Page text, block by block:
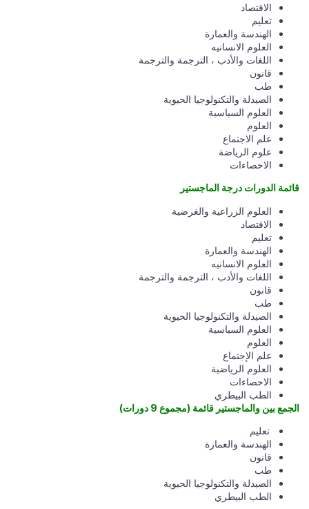
الاقتصاد
تعليم
الهندسة والعمارة
العلوم الانسانيه
اللغات والأدب ، الترجمة والترجمة
قانون
طب
الصيدلة والتكنولوجيا الحيوية
العلوم السياسية
العلوم
علم الاجتماع
علوم الرياضة
الاحصاءات
قائمة الدورات درجة الماجستير
العلوم الزراعية والغرضية
الاقتصاد
تعليم
الهندسة والعمارة
العلوم الانسانيه
اللغات والأدب ، الترجمة والترجمة
قانون
طب
الصيدلة والتكنولوجيا الحيوية
العلوم السياسية
العلوم
علم الإجتماع
العلوم الرياضية
الاحصاءات
الطب البيطري
الجمع بين والماجستير قائمة (مجموع 9 دورات)
تعليم
الهندسة والعمارة
قانون
طب
الصيدلة والتكنولوجيا الحيوية
الطب البيطري